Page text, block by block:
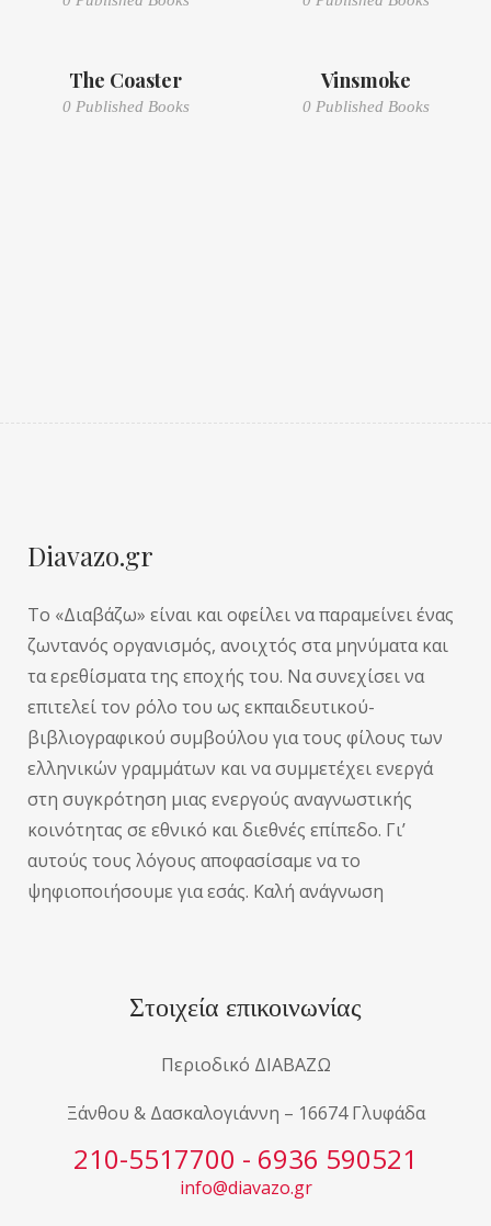
The Coaster
0 Published Books
Vinsmoke
0 Published Books
Diavazo.gr
Το «Διαβάζω» είναι και οφείλει να παραμείνει ένας
ζωντανός οργανισμός, ανοιχτός στα μηνύματα και
τα ερεθίσματα της εποχής του. Να συνεχίσει να
επιτελεί τον ρόλο του ως εκπαιδευτικού-
βιβλιογραφικού συμβούλου για τους φίλους των
ελληνικών γραμμάτων και να συμμετέχει ενεργά
στη συγκρότηση μιας ενεργούς αναγνωστικής
κοινότητας σε εθνικό και διεθνές επίπεδο. Γι’
αυτούς τους λόγους αποφασίσαμε να το
ψηφιοποιήσουμε για εσάς. Καλή ανάγνωση
Στοιχεία επικοινωνίας
Περιοδικό ΔΙΑΒΑΖΩ
Ξάνθου & Δασκαλογιάννη – 16674 Γλυφάδα
210-5517700 - 6936 590521
info@diavazo.gr